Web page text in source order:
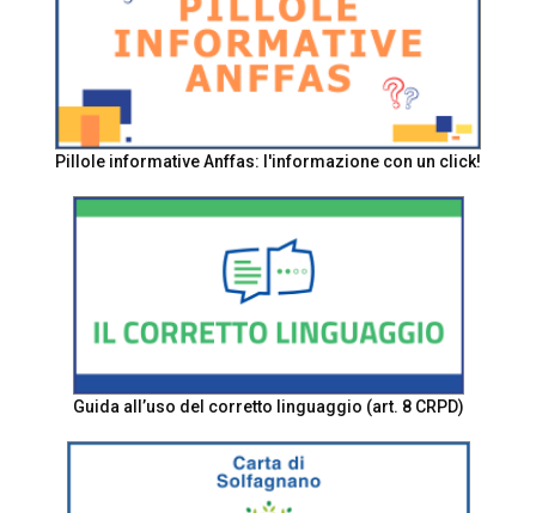
Pillole informative Anffas: l'informazione con un click!
Guida all’uso del corretto linguaggio (art. 8 CRPD)